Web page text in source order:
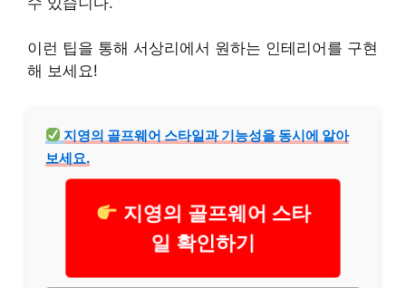
이런 팁을 통해 서상리에서 원하는 인테리어를 구현
해 보세요!
지영의 골프웨어 스타일과 기능성을 동시에 알아
보세요.
지영의 골프웨어 스타
일 확인하기